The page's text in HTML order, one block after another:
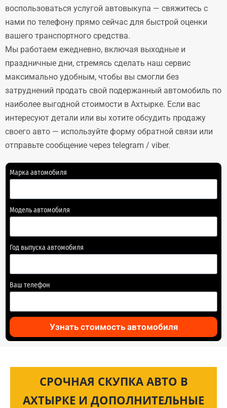
воспользоваться услугой автовыкупа — свяжитесь с
нами по телефону прямо сейчас для быстрой оценки
вашего транспортного средства.
Мы работаем ежедневно, включая выходные и
праздничные дни, стремясь сделать наш сервис
максимально удобным, чтобы вы смогли без
затруднений продать свой подержанный автомобиль по
наиболее выгодной стоимости в Ахтырке. Если вас
интересуют детали или вы хотите обсудить продажу
своего авто — используйте форму обратной связи или
отправьте сообщение через telegram / viber.
Марка автомобиля
Модель автомобиля
Год выпуска автомобиля
Ваш телефон
Узнать стоимость автомобиля
СРОЧНАЯ СКУПКА АВТО В
АХТЫРКЕ И ДОПОЛНИТЕЛЬНЫЕ